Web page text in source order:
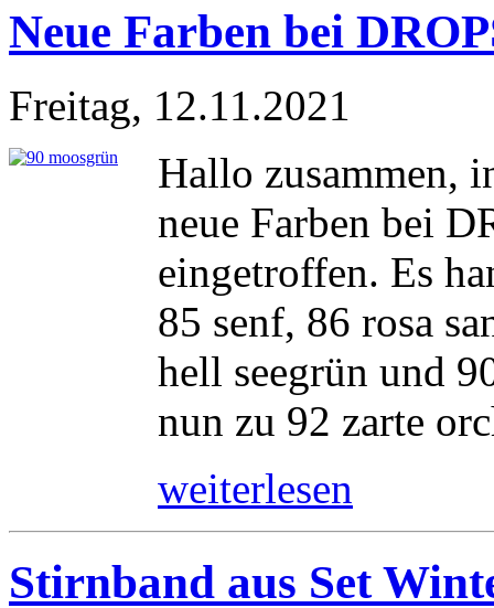
Neue Farben bei
Freitag, 12.11.2021
Hallo zusammen,
neue Farben bei
eingetroffen. Es
85 senf, 86 rosa
hell seegrün und
nun zu 92 zarte
weiterlesen
Stirnband aus Set